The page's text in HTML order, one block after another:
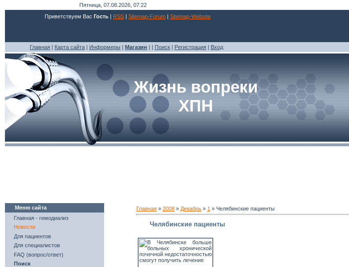
Пятница, 07.08.2026, 07:22
Приветствуем Вас Гость | RSS | Sitemap-Forum | Sitemap-Website
Главная | Карта сайта | Информеры | Магазин | | Поиск | Регистрация | Вход
Жизнь вопреки
ХПН
Меню сайта
Главная - гемодиализ
Новости
Для пациентов
Для специалистов
FAQ (вопрос/ответ)
Поиск
Главная » 2008 » Декабрь » 1 » Челябинские пациенты
Челябинские пациенты